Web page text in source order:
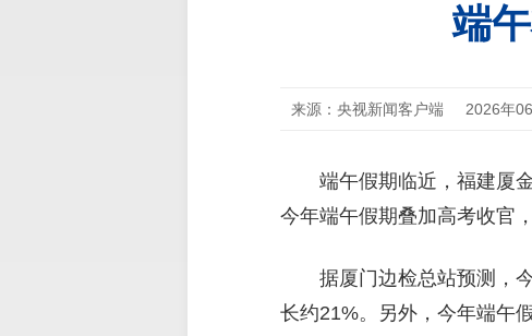
端
来源：央视新闻客户端 2026年
端午假期临近，福建厦
今年端午假期叠加高考收官
据厦门边检总站预测，
长约21%。另外，今年端午